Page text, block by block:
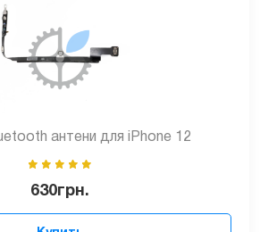
антени для iPhone 12
630грн.